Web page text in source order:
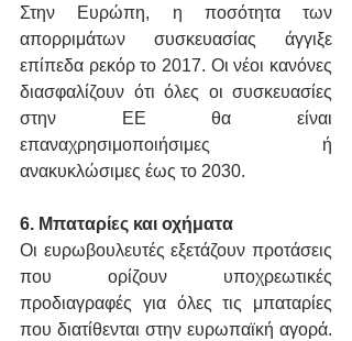
Στην Ευρώπη, η ποσότητα των
απορριμάτων συσκευασίας άγγιξε
επίπεδα ρεκόρ το 2017. Οι νέοι κανόνες
διασφαλίζουν ότι όλες οι συσκευασίες
στην ΕΕ θα είναι
επαναχρησιμοποιήσιμες ή
ανακυκλώσιμες έως το 2030.
6. Μπαταρίες και οχήματα
Οι ευρωβουλευτές εξετάζουν προτάσεις
που ορίζουν υποχρεωτικές
προδιαγραφές για όλες τις μπαταρίες
που διατίθενται στην ευρωπαϊκή αγορά.